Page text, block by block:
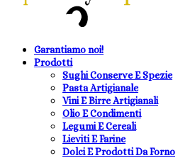
Garantiamo noi!
Prodotti
Sughi Conserve E Spezie
Pasta Artigianale
Vini E Birre Artigianali
Olio E Condimenti
Legumi E Cereali
Lieviti E Farine
Dolci E Prodotti Da Forno